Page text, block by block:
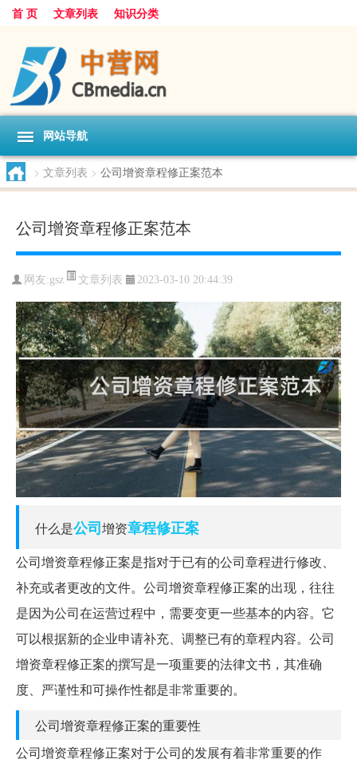
首 页 文章列表 知识分类
网站导航
> 文章列表 > 公司增资章程修正案范本
公司增资章程修正案范本
网友:gsz 文章列表 2023-03-10 20:44:39
什么是公司增资章程修正案
公司增资章程修正案是指对于已有的公司章程进行修改、
补充或者更改的文件。公司增资章程修正案的出现，往往
是因为公司在运营过程中，需要变更一些基本的内容。它
可以根据新的企业申请补充、调整已有的章程内容。公司
增资章程修正案的撰写是一项重要的法律文书，其准确
度、严谨性和可操作性都是非常重要的。
公司增资章程修正案的重要性
公司增资章程修正案对于公司的发展有着非常重要的作